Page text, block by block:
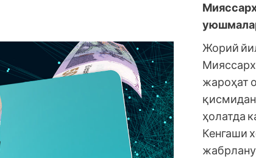
Жорий
жароҳат
ҳолатда
Кенгаши